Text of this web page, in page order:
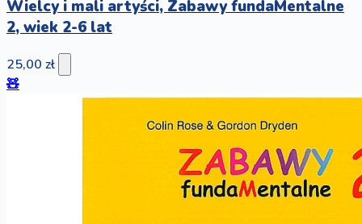
Wielcy i mali artyści, Zabawy fundaMentalne
2, wiek 2-6 lat
25,00 zł
🧸